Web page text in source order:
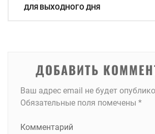
ДЛЯ ВЫХОДНОГО ДНЯ
ДОБАВИТЬ
Ваш адрес email не будет
Обязательные поля помечены *
Комментарий